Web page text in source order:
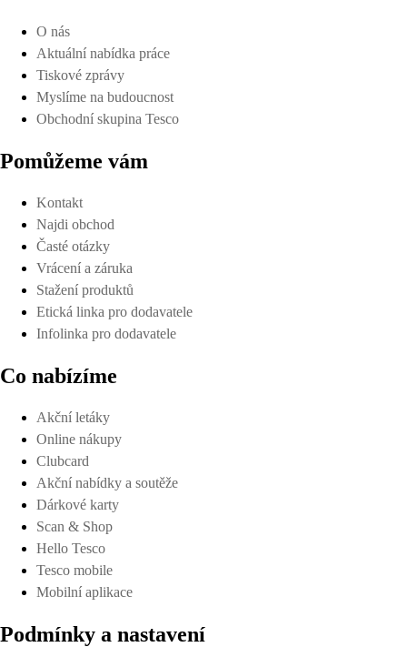
O nás
Aktuální nabídka práce
Tiskové zprávy
Myslíme na budoucnost
Obchodní skupina Tesco
Pomůžeme vám
Kontakt
Najdi obchod
Časté otázky
Vrácení a záruka
Stažení produktů
Etická linka pro dodavatele
Infolinka pro dodavatele
Co nabízíme
Akční letáky
Online nákupy
Clubcard
Akční nabídky a soutěže
Dárkové karty
Scan & Shop
Hello Tesco
Tesco mobile
Mobilní aplikace
Podmínky a nastavení